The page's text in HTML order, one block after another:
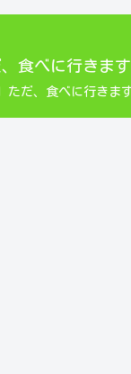
食べに行きます
ただ、食べに行きま